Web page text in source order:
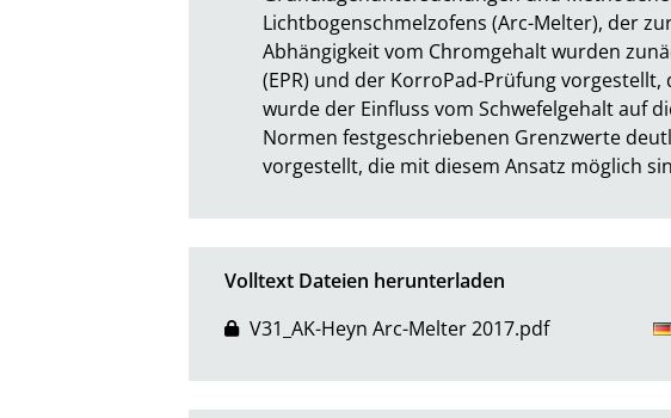
Lichtbogenschmelzofens (Arc-Melter), der
Abhängigkeit vom Chromgehalt wurden
(EPR) und der KorroPad-Prüfung
wurde der Einfluss vom Schwefelgehalt auf
Normen festgeschriebenen Grenzwerte
vorgestellt, die mit diesem Ansatz möglich
Volltext Dateien herunterladen
V31_AK-Heyn Arc-Melter 2017.pdf